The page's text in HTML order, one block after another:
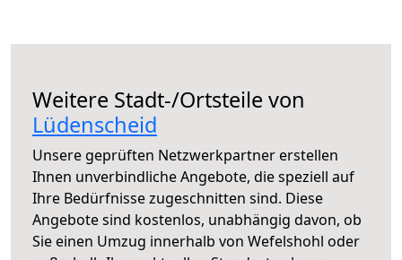
Weitere Stadt-/Ortsteile von
Lüdenscheid
Unsere geprüften Netzwerkpartner erstellen
Ihnen unverbindliche Angebote, die speziell auf
Ihre Bedürfnisse zugeschnitten sind. Diese
Angebote sind kostenlos, unabhängig davon, ob
Sie einen Umzug innerhalb von Wefelshohl oder